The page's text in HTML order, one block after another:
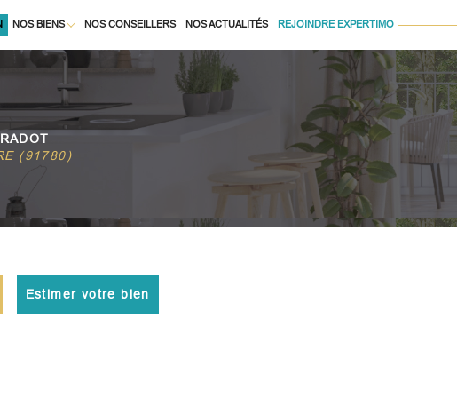
NOS BIENS
À LA LOCATION
NOS CONSEILLERS NOS ACTUALITÉS REJOINDRE EXPERTIMO
Louer
à l'année
de l'immo pro
Estimer
BUDGET
Voir les21257annonces
(91780)
Estimer votre bien